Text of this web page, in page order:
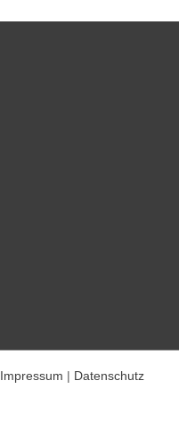
Impressum | Datenschutz